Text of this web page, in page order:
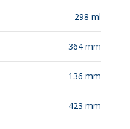
298 ml
364 mm
136 mm
423 mm